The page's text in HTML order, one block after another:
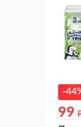
-
99